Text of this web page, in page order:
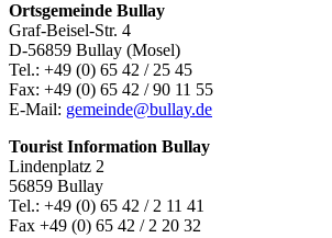
Ortsgemeinde Bullay
Graf-Beisel-Str. 4
D-56859 Bullay (Mosel)
Tel.: +49 (0) 65 42 / 25 45
Fax: +49 (0) 65 42 / 90 11 55
E-Mail: gemeinde@bullay.de
Tourist Information Bullay
Lindenplatz 2
56859 Bullay
Tel.: +49 (0) 65 42 / 2 11 41
Fax +49 (0) 65 42 / 2 20 32